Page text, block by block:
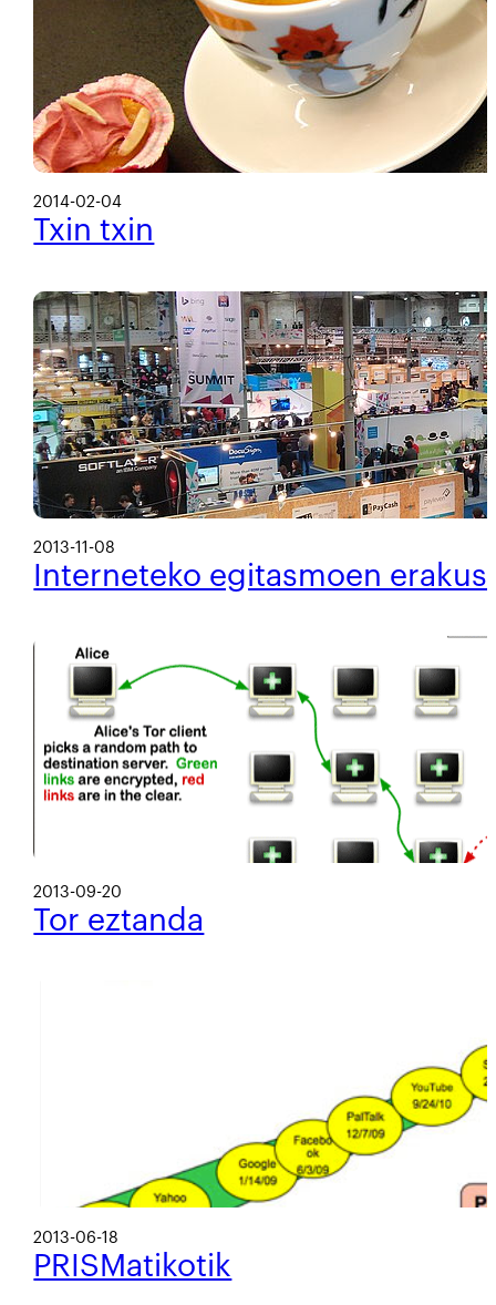
2014-02-04
Txin txin
2013-11-08
Interneteko egitasmoen
2013-09-20
Tor eztanda
2013-06-18
PRISMatikotik